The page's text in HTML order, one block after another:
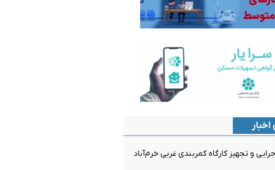
و تجهیز کارگاه کمربندی غربی خرم‌آباد